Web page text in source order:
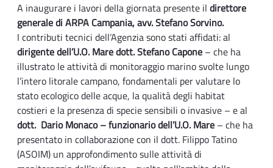
A inaugurare i lavori della giornata presente il direttore
generale di ARPA Campania, avv. Stefano Sorvino.
I contributi tecnici dell’Agenzia sono stati affidati: al
dirigente dell’U.O. Mare dott. Stefano Capone – che ha
illustrato le attività di monitoraggio marino svolte lungo
l’intero litorale campano, fondamentali per valutare lo
stato ecologico delle acque, la qualità degli habitat
costieri e la presenza di specie sensibili o invasive – e al
dott. Dario Monaco – funzionario dell’U.O. Mare – che ha
presentato in collaborazione con il dott. Filippo Tatino
(ASOIM) un approfondimento sulle attività di